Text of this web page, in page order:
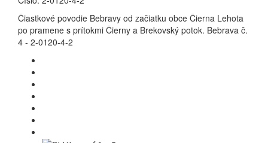
Čiastkové povodie Bebravy od začiatku obce Čierna Lehota
po pramene s prítokmi Čierny a Brekovský potok. Bebrava č.
4 - 2-0120-4-2